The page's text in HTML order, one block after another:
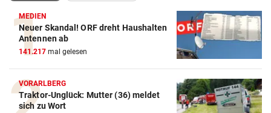
MEDIEN
Neuer Skandal! ORF dreht Haushalten
Antennen ab
141.217 mal gelesen
VORARLBERG
Traktor-Unglück: Mutter (36) meldet
sich zu Wort